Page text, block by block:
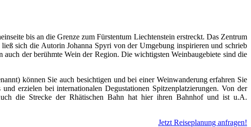
bis an die Grenze zum Fürstentum Liechtenstein erstreckt. Das Zentrum
sich die Autorin Johanna Spyri von der Umgebung inspirieren und schrieb
der berühmte Wein der Region. Die wichtigsten Weinbaugebiete sind die
können Sie auch besichtigen und bei einer Weinwanderung erfahren Sie
erzielen bei internationalen Degustationen Spitzenplatzierungen. Von der
die Strecke der Rhätischen Bahn hat hier ihren Bahnhof und ist u.A.
Jetzt Reiseplanung anfragen!